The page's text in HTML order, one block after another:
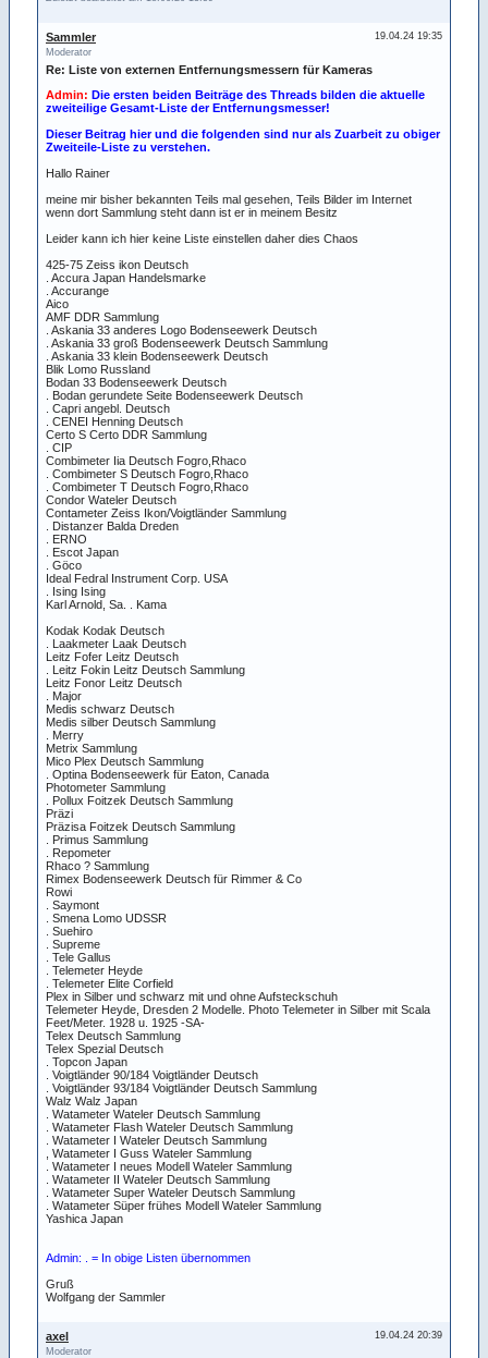
19.04.24 19:35
Sammler
Moderator
Re: Liste von externen Entfernungsmessern für Kameras
Admin: Die ersten beiden Beiträge des Threads bilden die aktuelle
zweiteilige Gesamt-Liste der Entfernungsmesser!
Dieser Beitrag hier und die folgenden sind nur als Zuarbeit zu obiger
Zweiteile-Liste zu verstehen.
Hallo Rainer
meine mir bisher bekannten Teils mal gesehen, Teils Bilder im Internet
wenn dort Sammlung steht dann ist er in meinem Besitz
Leider kann ich hier keine Liste einstellen daher dies Chaos
425-75 Zeiss ikon Deutsch
. Accura Japan Handelsmarke
. Accurange
Aico
AMF DDR Sammlung
. Askania 33 anderes Logo Bodenseewerk Deutsch
. Askania 33 groß Bodenseewerk Deutsch Sammlung
. Askania 33 klein Bodenseewerk Deutsch
Blik Lomo Russland
Bodan 33 Bodenseewerk Deutsch
. Bodan gerundete Seite Bodenseewerk Deutsch
. Capri angebl. Deutsch
. CENEI Henning Deutsch
Certo S Certo DDR Sammlung
. CIP
Combimeter Iia Deutsch Fogro,Rhaco
. Combimeter S Deutsch Fogro,Rhaco
. Combimeter T Deutsch Fogro,Rhaco
Condor Wateler Deutsch
Contameter Zeiss Ikon/Voigtländer Sammlung
. Distanzer Balda Dreden
. ERNO
. Escot Japan
. Göco
Ideal Fedral Instrument Corp. USA
. Ising Ising
Karl Arnold, Sa. . Kama
Kodak Kodak Deutsch
. Laakmeter Laak Deutsch
Leitz Fofer Leitz Deutsch
. Leitz Fokin Leitz Deutsch Sammlung
Leitz Fonor Leitz Deutsch
. Major
Medis schwarz Deutsch
Medis silber Deutsch Sammlung
. Merry
Metrix Sammlung
Mico Plex Deutsch Sammlung
. Optina Bodenseewerk für Eaton, Canada
Photometer Sammlung
. Pollux Foitzek Deutsch Sammlung
Präzi
Präzisa Foitzek Deutsch Sammlung
. Primus Sammlung
. Repometer
Rhaco ? Sammlung
Rimex Bodenseewerk Deutsch für Rimmer & Co
Rowi
. Saymont
. Smena Lomo UDSSR
. Suehiro
. Supreme
. Tele Gallus
. Telemeter Heyde
. Telemeter Elite Corfield
Plex in Silber und schwarz mit und ohne Aufsteckschuh
Telemeter Heyde, Dresden 2 Modelle. Photo Telemeter in Silber mit Scala
Feet/Meter. 1928 u. 1925 -SA-
Telex Deutsch Sammlung
Telex Spezial Deutsch
. Topcon Japan
. Voigtländer 90/184 Voigtländer Deutsch
. Voigtländer 93/184 Voigtländer Deutsch Sammlung
Walz Walz Japan
. Watameter Wateler Deutsch Sammlung
. Watameter Flash Wateler Deutsch Sammlung
. Watameter I Wateler Deutsch Sammlung
, Watameter I Guss Wateler Sammlung
. Watameter I neues Modell Wateler Sammlung
. Watameter II Wateler Deutsch Sammlung
. Watameter Super Wateler Deutsch Sammlung
. Watameter Süper frühes Modell Wateler Sammlung
Yashica Japan
Admin: . = In obige Listen übernommen
Gruß
Wolfgang der Sammler
19.04.24 20:39
axel
Moderator